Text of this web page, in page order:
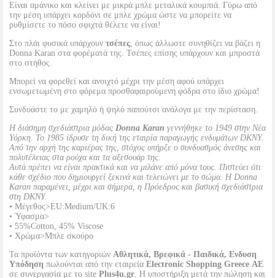
Είναι αμάνικο και κλείνει με μικρά μπλε μεταλικά κουμπιά. Γύρω από
την μέση υπάρχει κορδόνι σε μπλε χρώμα ώστε να μπορείτε να
ρυθμίσετε το πόσο σφιχτά θέλετε να είναι!
Στο πλάι φυσικά υπάρχουν τσέπες, όπως άλλωστε συνηθίζει να βάζει η
Donna Karan στα φορέματά της. Τσέπες επίσης υπάρχουν και μπροστά
στο στήθος.
Μπορεί να φορεθεί και ανοιχτό μέχρι την μέση αφού υπάρχει
ενσωμετωμένη στο φόρεμα προσθαφαιρούμενη φόδρα στο ίδιο χρώμα!
Συνδυάστε το με χαμηλό ή ψηλό παπούτσι ανάλογα με την περίσταση.
Η διάσημη σχεδιάστρια μόδας Donna Karan γεννήθηκε το 1949 στην Νέα
Υόρκη. Το 1985 ίδρυσε τη δική της εταιρία παραγωγής ενδυμάτων DKNY.
Από την αρχή της καριέρας της, στόχος υπήρξε ο συνδυασμός άνεσης και
πολυτέλειας στα ρούχα και τα αξεσουάρ της.
Αυτά πρέπει να είναι πρακτικά και να μιλάνε από μόνα τους. Πιστεύει ότι
κάθε σχέδιο που δημιουργεί ξεκινά και τελειώνει με το σώμα. Η Donna
Karan παραμένει, μέχρι και σήμερα, η Πρόεδρος και βασική σχεδιάστρια
στη DKNY.
• Μέγεθος>EU:Medium/UK:6
• Ύφασμα>
• 55%Cotton, 45% Viscose
• Χρώμα>Μπλε σκούρο
Τα προϊόντα των κατηγοριών Αθλητικά, Βρεφικά - Παιδικά, Ενδυση
Υπόδηση πωλούνται από την εταιρεία Electronic Shopping Greece ΑΕ
σε συνεργασία με το site Plus4u.gr. Η υποστήριξη μετά την πώληση και